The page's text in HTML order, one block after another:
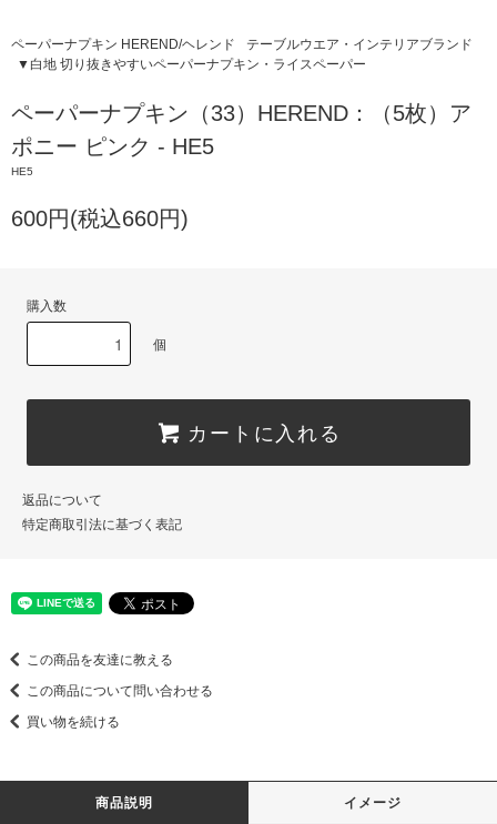
ペーパーナプキン HEREND/ヘレンド
テーブルウエア・インテリアブランド
▼白地 切り抜きやすいペーパーナプキン・ライスペーパー
ペーパーナプキン（33）HEREND：（5枚）ア
ポニー ピンク - HE5
HE5
600円(税込660円)
購入数
個
カートに入れる
返品について
特定商取引法に基づく表記
この商品を友達に教える
この商品について問い合わせる
買い物を続ける
商品説明 イメージ